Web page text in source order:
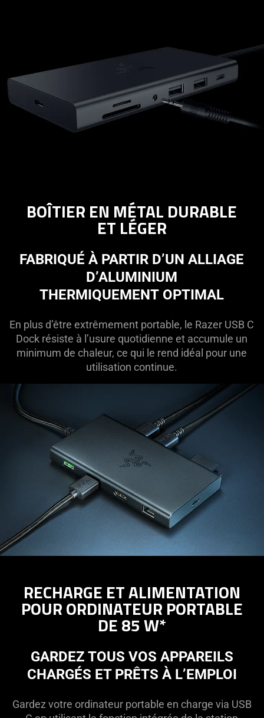
BOÎTIER EN MÉTAL DURABLE
ET LÉGER
FABRIQUÉ À PARTIR D’UN ALLIAGE
D’ALUMINIUM
THERMIQUEMENT OPTIMAL
En plus d’être extrêmement portable, le Razer USB C
Dock résiste à l’usure quotidienne et accumule un
minimum de chaleur, ce qui le rend idéal pour une
utilisation continue.
RECHARGE ET ALIMENTATION
POUR ORDINATEUR PORTABLE
DE 85 W*
GARDEZ TOUS VOS APPAREILS
CHARGÉS ET PRÊTS À L’EMPLOI
Gardez votre ordinateur portable en charge via USB